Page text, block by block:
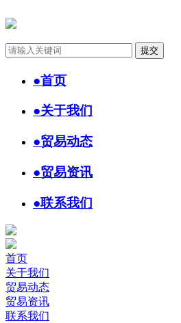
●首页
●关于我们
●贸易动态
●贸易资讯
●联系我们
首页
关于我们
贸易动态
贸易资讯
联系我们